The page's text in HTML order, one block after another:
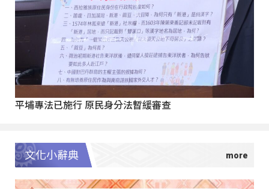
平埔專法已施行 原民身分法暫緩審查
文化小辭典